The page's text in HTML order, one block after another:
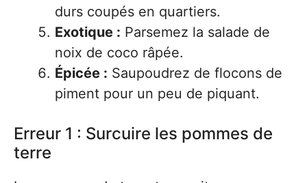
durs coupés en quartiers.
Exotique : Parsemez la salade de
noix de coco râpée.
Épicée : Saupoudrez de flocons de
piment pour un peu de piquant.
Erreur 1 : Surcuire les pommes de
terre